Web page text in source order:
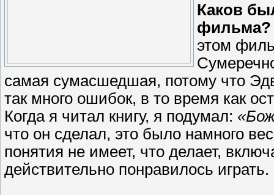
Каков
фильма?
этом
самая сумасшедшая, потому что
так много ошибок, в то время как
Когда я читал книгу, я подумал:
что он сделал, это было намного
понятия не имеет, что делает,
действительно понравилось играть.